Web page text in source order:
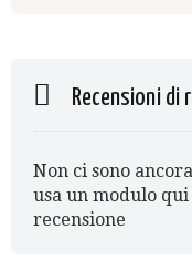
Recensioni di
Non ci sono
usa un modulo
recensione